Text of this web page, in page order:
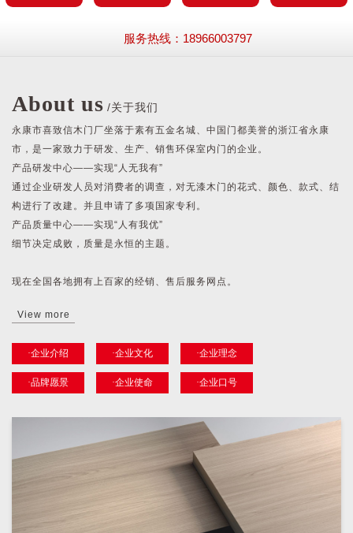
服务热线：18966003797
About us /关于我们
永康市喜致信木门厂坐落于素有五金名城、中国门都美誉的浙江省永康
市，是一家致力于研发、生产、销售环保室内门的企业。
产品研发中心——实现“人无我有”
通过企业研发人员对消费者的调查，对无漆木门的花式、颜色、款式、结
构进行了改建。并且申请了多项国家专利。
产品质量中心——实现“人有我优”
细节决定成败，质量是永恒的主题。
现在全国各地拥有上百家的经销、售后服务网点。
View more
·企业介绍 ·企业文化 ·企业理念
·品牌愿景 ·企业使命 ·企业口号